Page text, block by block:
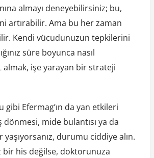
almayı deneyebilirsiniz; bu,
artırabilir. Ama bu her zaman
Kendi vücudunuzun tepkilerini
süre boyunca nasıl
işe yarayan bir strateji
gibi Efermag’ın da yan etkileri
mide bulantısı ya da
yaşıyorsanız, durumu ciddiye alın.
bir his değilse, doktorunuza